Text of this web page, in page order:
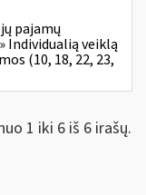
pajamų
Individualią veiklą
(10, 18, 22, 23,
1 iki 6 iš 6 irašų.